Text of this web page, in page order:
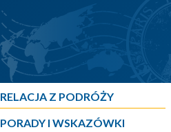
RELACJA Z PODRÓŻY
PORADY I WSKAZÓWKI